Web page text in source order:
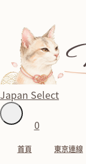
Japan Select
0
首頁 東京連線